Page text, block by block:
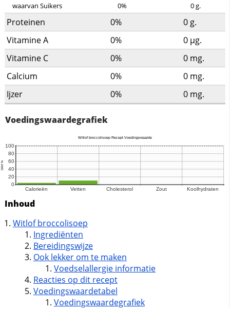
waarvan Suikers 0% 0g.
Proteinen 0% 0 g.
Vitamine A
0% 0 µg.
Vitamine C
0% 0 mg.
Calcium
0% 0 mg.
Ijzer
0% 0 mg.
Voedingswaardegrafiek
Inhoud
Witlof broccolisoep
Ingrediënten
Bereidingswijze
Ook lekker om te maken
Voedselallergie informatie
Reacties op dit recept
Voedingswaardetabel
Voedingswaardegrafiek